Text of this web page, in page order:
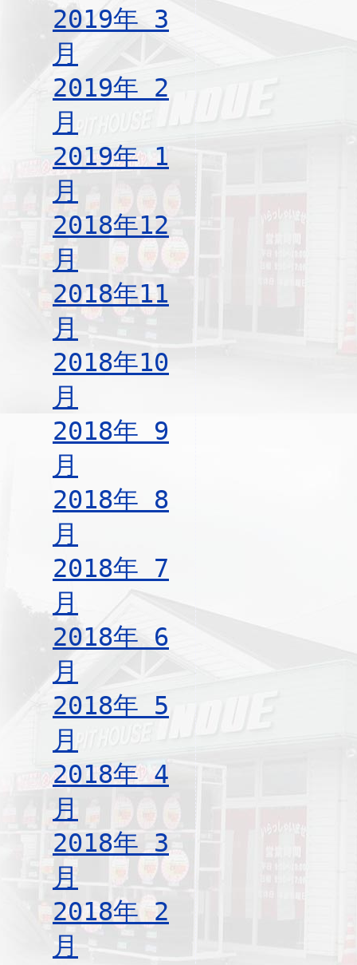
2019年 3
月
2019年 2
月
2019年 1
月
2018年12
月
2018年11
月
2018年10
月
2018年 9
月
2018年 8
月
2018年 7
月
2018年 6
月
2018年 5
月
2018年 4
月
2018年 3
月
2018年 2
月